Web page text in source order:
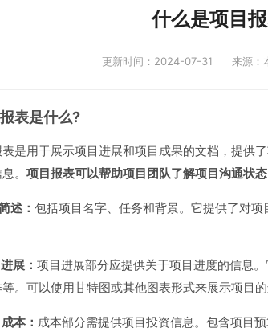
什么是项目
更新时间：2024-07-31 来源：
表是什么?
是用于展示项目进展和项目成果的文档，提供
。 项目报表可以帮助项目团队了解项目沟通状
述： 包括项目名字、任务和背景。它提供了对
展： 项目进展部分应提供关于项目进度的信息
。可以使用甘特图或其他图表形式来展示项目的
本： 成本部分需提供项目投资信息。包含项目